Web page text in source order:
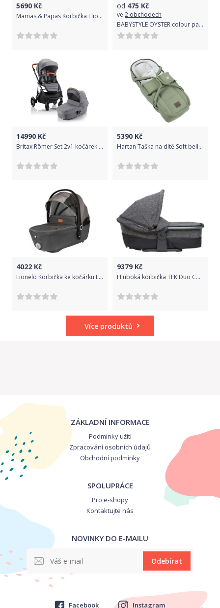
5690 Kč
Mamas & Papas Korbička Flip XT3 Black Copper
od 475 Kč
ve 2 obchodech
BABYSTYLE OYSTER colour pack ke korbě, tungsten grey 2018
14990 Kč
Britax Römer Set 2v1 kočárek STRIDER M + hluboká korba, Elephant Grey
5390 Kč
Hartan Taška na dítě Soft bellybutton 2022
4022 Kč
Lionelo Korbička ke kočárku Lionelo Greet Beige
9379 Kč
Hluboká korbička TFK Duo Combi Premium Anthracite 2020
Více produktů
ZÁKLADNÍ INFORMACE
Podmínky užití
Zpracování osobních údajů
Obchodní podmínky
SPOLUPRÁCE
Pro e-shopy
Kontaktujte nás
NOVINKY DO E-MAILU
Odebírat
Facebook Instagram